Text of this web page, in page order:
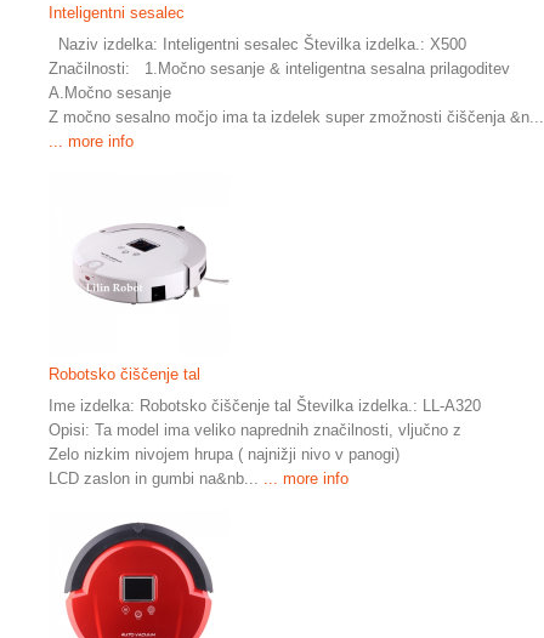
Inteligentni sesalec
Naziv izdelka: Inteligentni sesalec Številka izdelka.: X500
Značilnosti: 1.Močno sesanje & inteligentna sesalna prilagoditev
A.Močno sesanje
Z močno sesalno močjo ima ta izdelek super zmožnosti čiščenja &n...
... more info
Robotsko čiščenje tal
Ime izdelka: Robotsko čiščenje tal Številka izdelka.: LL-A320
Opisi: Ta model ima veliko naprednih značilnosti, vljučno z
Zelo nizkim nivojem hrupa ( najnižji nivo v panogi)
LCD zaslon in gumbi na&nb...
... more info